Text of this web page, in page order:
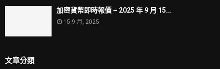
加密貨幣即時報價 – 2025 年 9 月 15...
15 9 月, 2025
文章分類